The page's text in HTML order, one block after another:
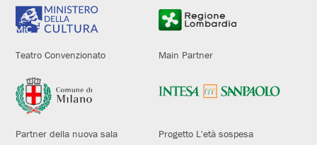
Teatro Convenzionato Main Partner
Partner della nuova sala Progetto L'età sospesa